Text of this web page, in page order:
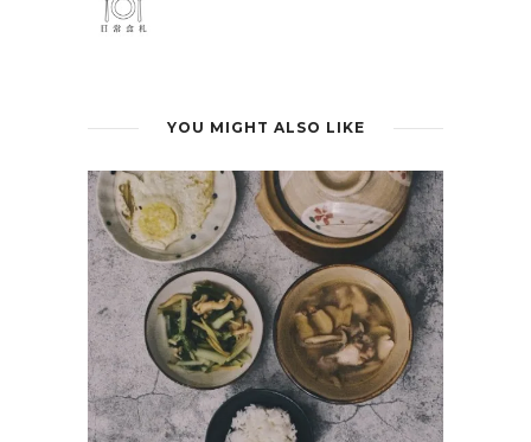
YOU MIGHT ALSO LIKE